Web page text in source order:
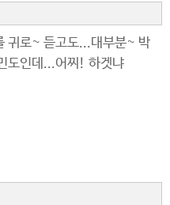
로~ 듣고도...대부분~ 박
도인데...어찌! 하겟냐